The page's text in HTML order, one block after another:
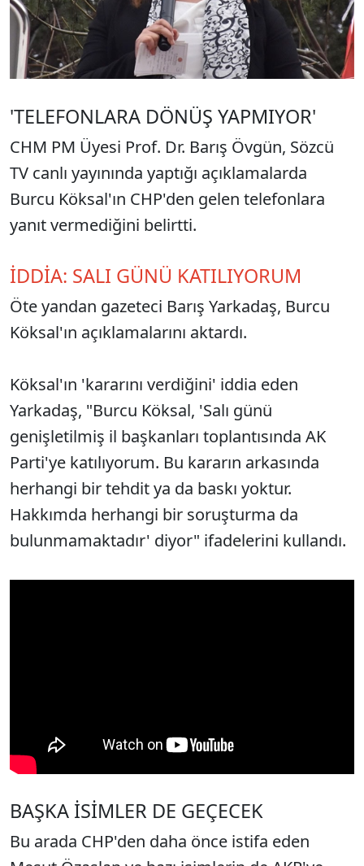
'TELEFONLARA DÖNÜŞ YAPMIYOR'
CHM PM Üyesi Prof. Dr. Barış Övgün, Sözcü
TV canlı yayınında yaptığı açıklamalarda
Burcu Köksal'ın CHP'den gelen telefonlara
yanıt vermediğini belirtti.
İDDİA: SALI GÜNÜ KATILIYORUM
Öte yandan gazeteci Barış Yarkadaş, Burcu
Köksal'ın açıklamalarını aktardı.
Köksal'ın 'kararını verdiğini' iddia eden
Yarkadaş, "Burcu Köksal, 'Salı günü
genişletilmiş il başkanları toplantısında AK
Parti'ye katılıyorum. Bu kararın arkasında
herhangi bir tehdit ya da baskı yoktur.
Hakkımda herhangi bir soruşturma da
bulunmamaktadır' diyor" ifadelerini kullandı.
BAŞKA İSİMLER DE GEÇECEK
Bu arada CHP'den daha önce istifa eden